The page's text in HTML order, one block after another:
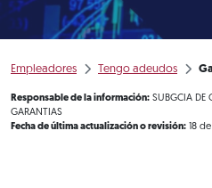
Empleadores Tengo adeudos
Responsable de la información: SUBGCIA DE
GARANTIAS
Fecha de última actualización o revisión: 18